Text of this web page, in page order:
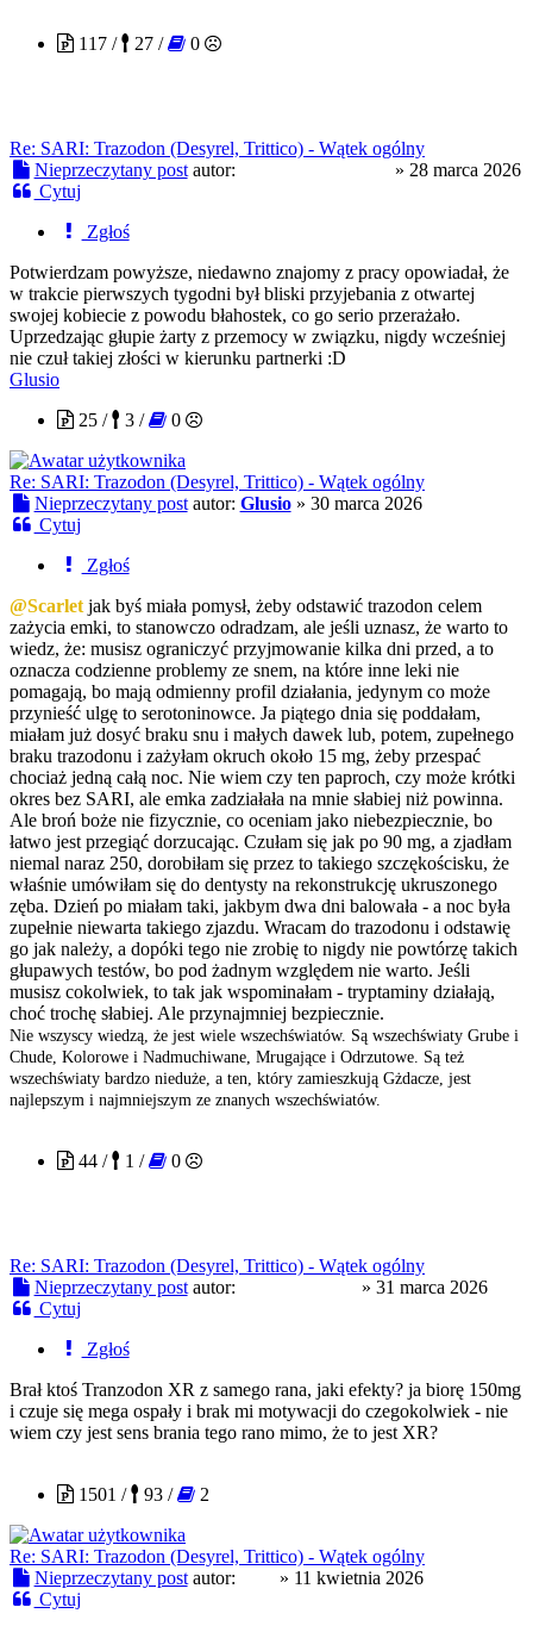
117 /
27 / 0
Re: SARI: Trazodon (Desyrel, Trittico) - Wątek ogólny
Nieprzeczytany post autor: » 28 marca 2026
Cytuj
Zgłoś
Potwierdzam powyższe, niedawno znajomy z pracy opowiadał, że
w trakcie pierwszych tygodni był bliski przyjebania z otwartej
swojej kobiecie z powodu błahostek, co go serio przerażało.
Uprzedzając głupie żarty z przemocy w związku, nigdy wcześniej
nie czuł takiej złości w kierunku partnerki :D
Glusio
25 /
3 / 0
Re: SARI: Trazodon (Desyrel, Trittico) - Wątek ogólny
Nieprzeczytany post autor: Glusio» 30 marca 2026
Cytuj
Zgłoś
@Scarlet jak byś miała pomysł, żeby odstawić trazodon celem
zażycia emki, to stanowczo odradzam, ale jeśli uznasz, że warto to
wiedz, że: musisz ograniczyć przyjmowanie kilka dni przed, a to
oznacza codzienne problemy ze snem, na które inne leki nie
pomagają, bo mają odmienny profil działania, jedynym co może
przynieść ulgę to serotoninowce. Ja piątego dnia się poddałam,
miałam już dosyć braku snu i małych dawek lub, potem, zupełnego
braku trazodonu i zażyłam okruch około 15 mg, żeby przespać
chociaż jedną całą noc. Nie wiem czy ten paproch, czy może krótki
okres bez SARI, ale emka zadziałała na mnie słabiej niż powinna.
Ale broń boże nie fizycznie, co oceniam jako niebezpiecznie, bo
łatwo jest przegiąć dorzucając. Czułam się jak po 90 mg, a zjadłam
niemal naraz 250, dorobiłam się przez to takiego szczękościsku, że
właśnie umówiłam się do dentysty na rekonstrukcję ukruszonego
zęba. Dzień po miałam taki, jakbym dwa dni balowała - a noc była
zupełnie niewarta takiego zjazdu. Wracam do trazodonu i odstawię
go jak należy, a dopóki tego nie zrobię to nigdy nie powtórzę takich
głupawych testów, bo pod żadnym względem nie warto. Jeśli
musisz cokolwiek, to tak jak wspominałam - tryptaminy działają,
choć trochę słabiej. Ale przynajmniej bezpiecznie.
Nie wszyscy wiedzą, że jest wiele wszechświatów. Są wszechświaty Grube i
Chude, Kolorowe i Nadmuchiwane, Mrugające i Odrzutowe. Są też
wszechświaty bardzo nieduże, a ten, który zamieszkują Gżdacze, jest
najlepszym i najmniejszym ze znanych wszechświatów.
44 /
1 / 0
Re: SARI: Trazodon (Desyrel, Trittico) - Wątek ogólny
Nieprzeczytany post autor: » 31 marca 2026
Cytuj
Zgłoś
Brał ktoś Tranzodon XR z samego rana, jaki efekty? ja biorę 150mg
i czuje się mega ospały i brak mi motywacji do czegokolwiek - nie
wiem czy jest sens brania tego rano mimo, że to jest XR?
1501 /
93 / 2
Re: SARI: Trazodon (Desyrel, Trittico) - Wątek ogólny
Nieprzeczytany post autor: » 11 kwietnia 2026
Cytuj